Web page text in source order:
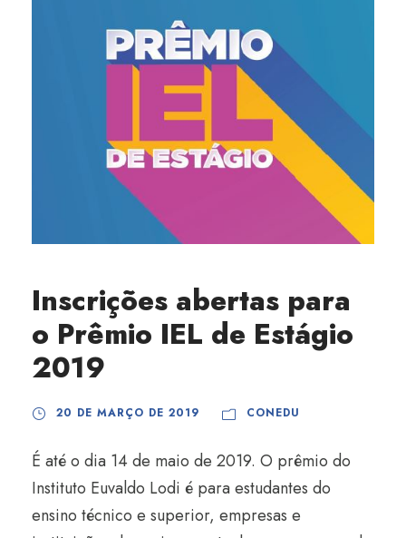
Inscrições abertas para
o Prêmio IEL de Estágio
2019
20 DE MARÇO DE 2019 CONEDU
É até o dia 14 de maio de 2019. O prêmio do
Instituto Euvaldo Lodi é para estudantes do
ensino técnico e superior, empresas e